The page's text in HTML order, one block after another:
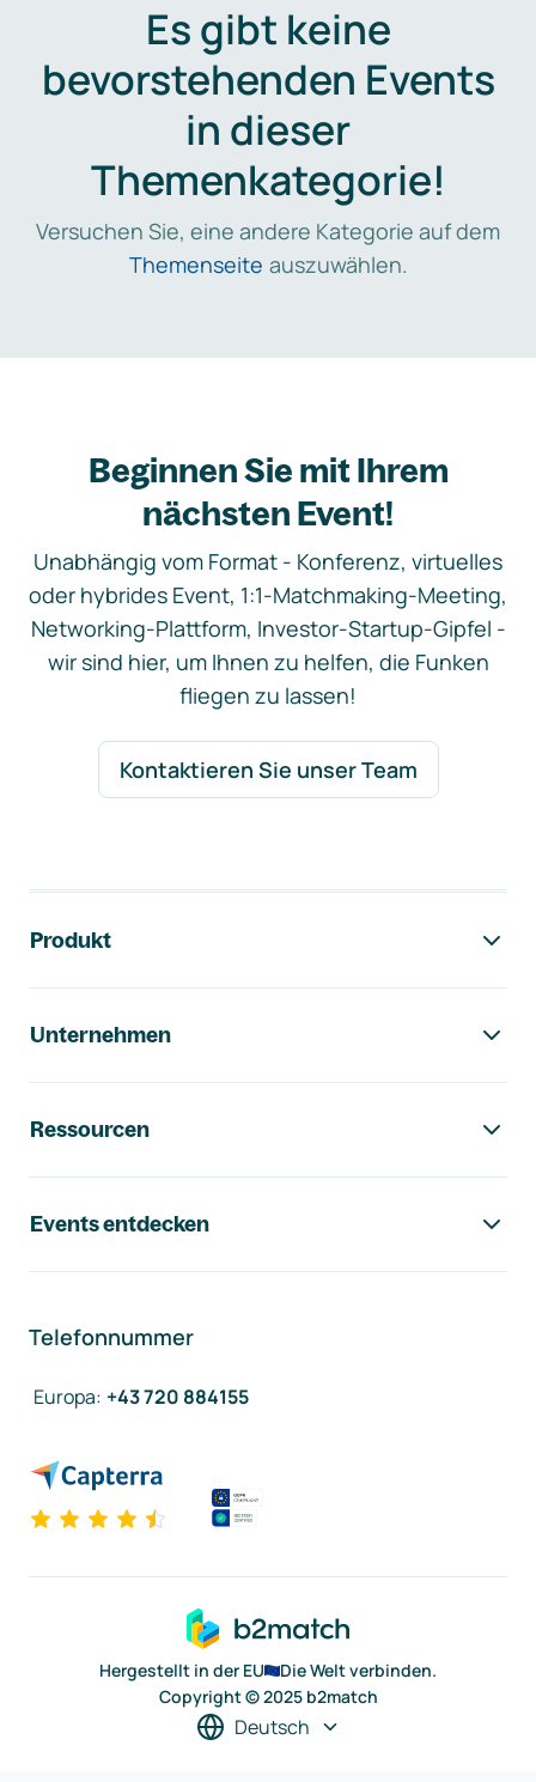
Es gibt keine
bevorstehenden Events
in dieser
Themenkategorie!
Versuchen Sie, eine andere Kategorie auf dem
Themenseite auszuwählen.
Beginnen Sie mit Ihrem
nächsten Event!
Unabhängig vom Format - Konferenz, virtuelles
oder hybrides Event, 1:1-Matchmaking-Meeting,
Networking-Plattform, Investor-Startup-Gipfel -
wir sind hier, um Ihnen zu helfen, die Funken
fliegen zu lassen!
Kontaktieren Sie unser Team
Produkt
Unternehmen
Ressourcen
Events entdecken
Telefonnummer
Europa: +43 720 884155
Hergestellt in der EU
Die Welt verbinden.
Copyright © 2025 b2match
Deutsch